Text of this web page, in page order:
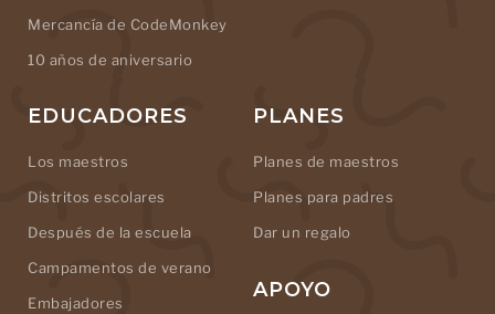
Mercancía de CodeMonkey
10 años de aniversario
EDUCADORES
Los maestros
Distritos escolares
Después de la escuela
Campamentos de verano
Embajadores
PLANES
Planes de maestros
Planes para padres
Dar un regalo
APOYO